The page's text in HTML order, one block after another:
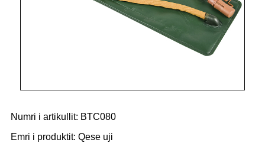
Numri i artikullit: BTC080
Emri i produktit: Qese uji